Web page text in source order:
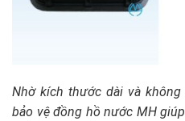
Nhờ kích thước dài và
bảo vệ đồng hồ nước MH